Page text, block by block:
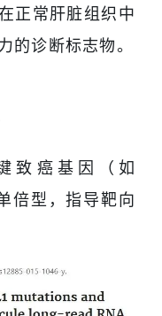
正常肝脏组织中
的诊断标志物。
致癌基因（如
倍型，指导靶向